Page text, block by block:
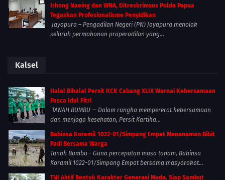
Irhong Naeing dan WNA, Ditreskrimsus Polda Papua
Tegaskan Profesionalisme Penyidikan
Jayapura – Pengadilan Negeri (PN) Jayapura menolak
seluruh permohonan praperadilan yang...
Kalsel
Halal Bihalal Persit KCK Cabang XLIX Warnai Kebersamaan
Pasca Idul Fitri
TANAH BUMBU — Dalam rangka mempererat kebersamaan
dan menjaga kesehatan, Persit Kartika...
Babinsa Koramil 1022-01/Simpang Empat Menanaman Bibit
Padi Bersama Warga
Tanah Bumbu - Guna percepatan masa tanam, Babinsa
Koramil 1022-01/Simpang Empat bersama masyarakat...
TNI Aktif Bentuk Karakter Generasi Muda, Siap Sambut